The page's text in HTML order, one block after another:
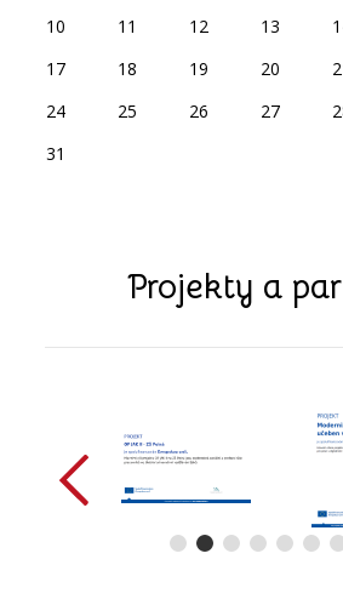
10
11 12 13
17
18 19 20
24
25 26 27
31
Projekty a